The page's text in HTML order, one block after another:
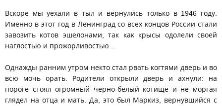
Вскоре мы уехали в тыл и вернулись только в 1946 году.
Именно в этот год в Ленинград со всех концов России стали
завозить котов эшелонами, так как крысы одолели своей
наглостью и прожорливостью…
Однажды ранним утром некто стал рвать когтями дверь и во
всю мочь орать. Родители открыли дверь и ахнули: на
пороге стоял огромный чёрно-белый котище и не моргая
глядел на отца и мать. Да, это был Маркиз, вернувшийся с